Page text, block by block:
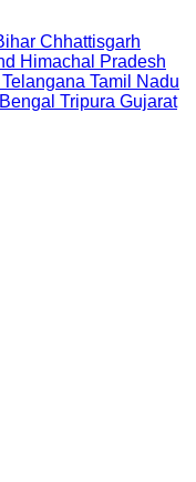
Chhattisgarh
Himachal Pradesh
Telangana Tamil Nadu
Tripura Gujarat